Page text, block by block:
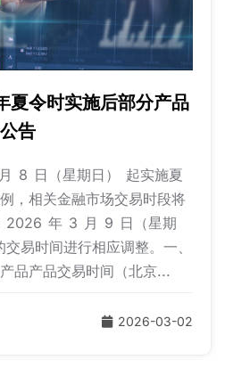
夏令时实施后部分产品
告
8 日（星期日） 起实施夏
，相关金融市场交易时段将
2026 年 3 月 9 日（星期
易时间进行相应调整。一、
品产品交易时间（北京...
2026-03-02